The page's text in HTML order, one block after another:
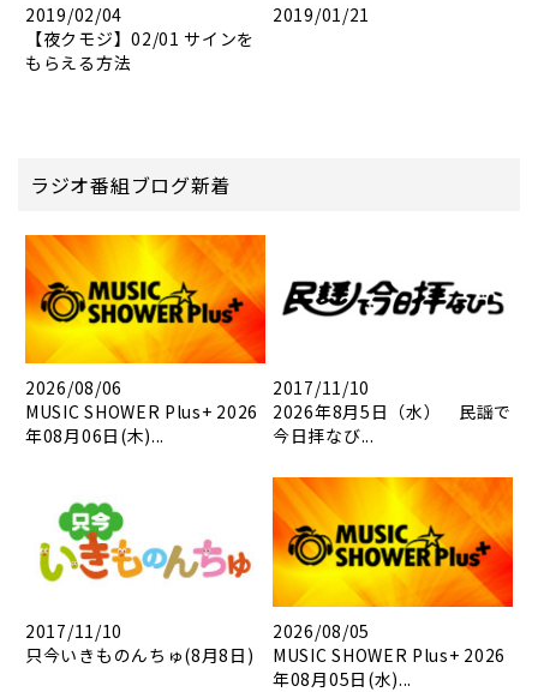
2019/02/04
【夜クモジ】02/01 サインを
もらえる方法
2019/01/21
ラジオ番組ブログ新着
2026/08/06
MUSIC SHOWER Plus+ 2026
年08月06日(木)...
2017/11/10
2026年8月5日（水） 民謡で
今日拝なび...
2017/11/10
只今いきものんちゅ(8月8日)
2026/08/05
MUSIC SHOWER Plus+ 2026
年08月05日(水)...